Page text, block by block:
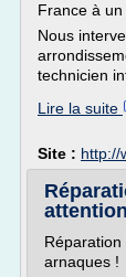
France à
Nous
technicien
Lire la suite
Site : http://
arnaques !